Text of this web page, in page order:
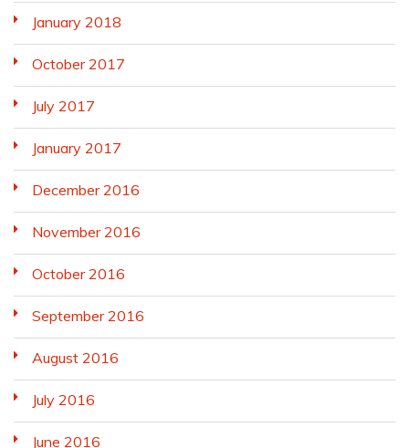
January 2018
October 2017
July 2017
January 2017
December 2016
November 2016
October 2016
September 2016
August 2016
July 2016
June 2016